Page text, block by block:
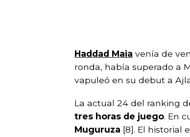
Haddad Maia venía de
ronda, había superado a
vapuleó en su debut a
La actual 24 del ranking
tres horas de juego. En
Muguruza [8]. El historial